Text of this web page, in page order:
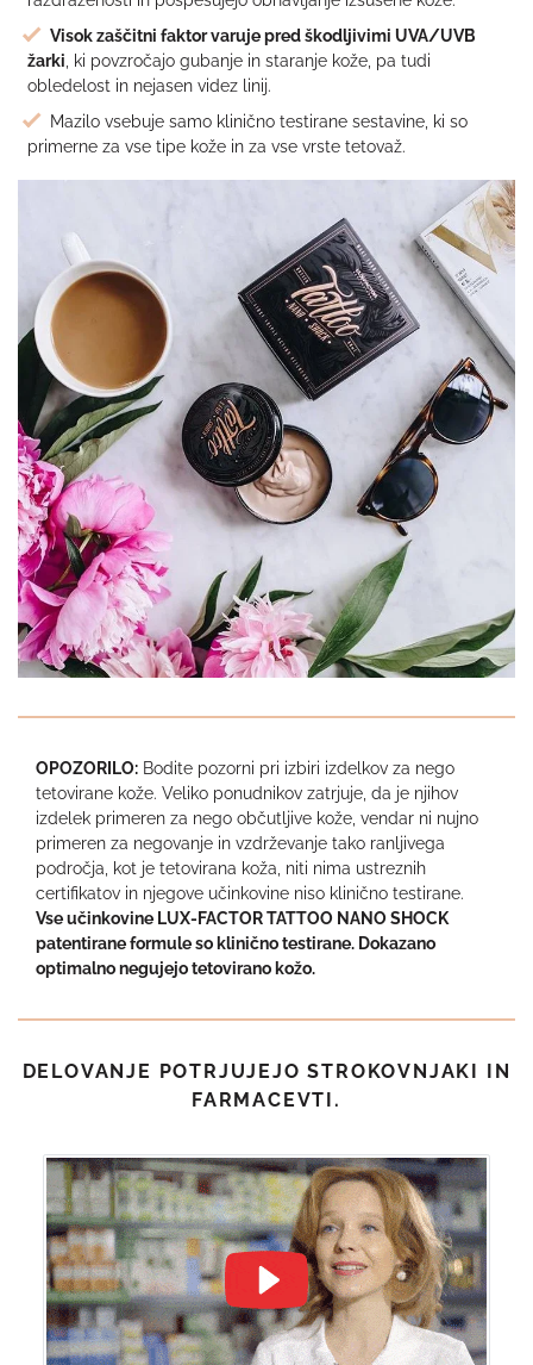
Visok zaščitni faktor varuje pred škodljivimi UVA/UVB
žarki , ki povzročajo gubanje in staranje kože, pa tudi
obledelost in nejasen videz linij.
Mazilo vsebuje samo klinično testirane sestavine, ki so
primerne za vse tipe kože in za vse vrste tetovaž.
OPOZORILO: Bodite pozorni pri izbiri izdelkov za nego
tetovirane kože. Veliko ponudnikov zatrjuje, da je njihov
izdelek primeren za nego občutljive kože, vendar ni nujno
primeren za negovanje in vzdrževanje tako ranljivega
področja, kot je tetovirana koža, niti nima ustreznih
certifikatov in njegove učinkovine niso klinično testirane.
Vse učinkovine LUX-FACTOR TATTOO NANO SHOCK
patentirane formule so klinično testirane. Dokazano
optimalno negujejo tetovirano kožo.
DELOVANJE POTRJUJEJO STROKOVNJAKI IN
FARMACEVTI.